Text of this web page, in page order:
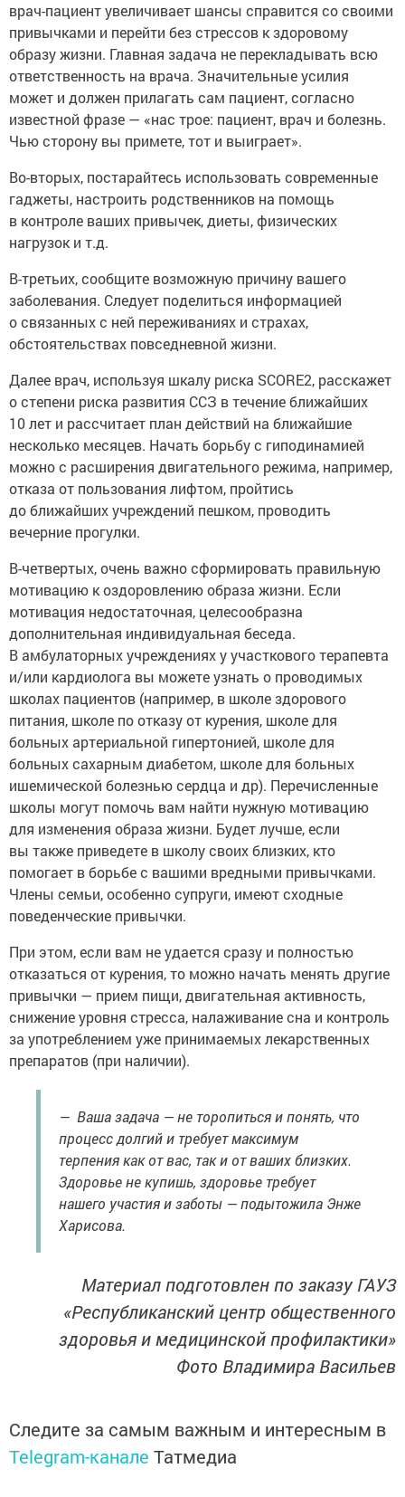
врач-пациент увеличивает шансы справится со своими
привычками и перейти без стрессов к здоровому
образу жизни. Главная задача не перекладывать всю
ответственность на врача. Значительные усилия
может и должен прилагать сам пациент, согласно
известной фразе — «нас трое: пациент, врач и болезнь.
Чью сторону вы примете, тот и выиграет».
Во-вторых, постарайтесь использовать современные
гаджеты, настроить родственников на помощь
в контроле ваших привычек, диеты, физических
нагрузок и т.д.
В-третьих, сообщите возможную причину вашего
заболевания. Следует поделиться информацией
о связанных с ней переживаниях и страхах,
обстоятельствах повседневной жизни.
Далее врач, используя шкалу риска SCORE2, расскажет
о степени риска развития ССЗ в течение ближайших
10 лет и рассчитает план действий на ближайшие
несколько месяцев. Начать борьбу с гиподинамией
можно с расширения двигательного режима, например,
отказа от пользования лифтом, пройтись
до ближайших учреждений пешком, проводить
вечерние прогулки.
В-четвертых, очень важно сформировать правильную
мотивацию к оздоровлению образа жизни. Если
мотивация недостаточная, целесообразна
дополнительная индивидуальная беседа.
В амбулаторных учреждениях у участкового терапевта
и/или кардиолога вы можете узнать о проводимых
школах пациентов (например, в школе здорового
питания, школе по отказу от курения, школе для
больных артериальной гипертонией, школе для
больных сахарным диабетом, школе для больных
ишемической болезнью сердца и др). Перечисленные
школы могут помочь вам найти нужную мотивацию
для изменения образа жизни. Будет лучше, если
вы также приведете в школу своих близких, кто
помогает в борьбе с вашими вредными привычками.
Члены семьи, особенно супруги, имеют сходные
поведенческие привычки.
При этом, если вам не удается сразу и полностью
отказаться от курения, то можно начать менять другие
привычки — прием пищи, двигательная активность,
снижение уровня стресса, налаживание сна и контроль
за употреблением уже принимаемых лекарственных
препаратов (при наличии).
— Ваша задача — не торопиться и понять, что
процесс долгий и требует максимум
терпения как от вас, так и от ваших близких.
Здоровье не купишь, здоровье требует
нашего участия и заботы — подытожила Энже
Харисова.
Материал подготовлен по заказу ГАУЗ
«Республиканский центр общественного
здоровья и медицинской профилактики»
Фото Владимира Васильев
Следите за самым важным и интересным в
Telegram-канале Татмедиа